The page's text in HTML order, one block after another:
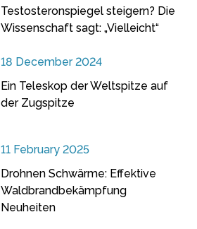
Testosteronspiegel steigern? Die
Wissenschaft sagt: „Vielleicht“
18 December 2024
Ein Teleskop der Weltspitze auf
der Zugspitze
11 February 2025
Drohnen Schwärme: Effektive
Waldbrandbekämpfung
Neuheiten